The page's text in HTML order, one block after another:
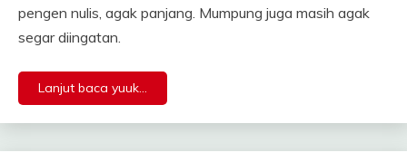
pengen nulis, agak panjang. Mumpung juga masih agak
segar diingatan.
Lanjut baca yuuk...